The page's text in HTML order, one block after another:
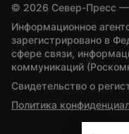
© 2026 Север-Пресс
Информационное
зарегистрировано в
сфере связи,
коммуникаций
Свидетельство о
Политика